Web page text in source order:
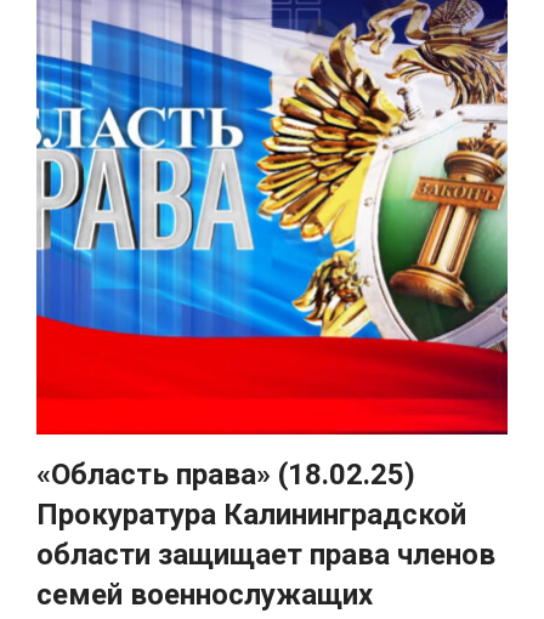
«Область права» (18.02.25)
Прокуратура Калининградской
области защищает права членов
семей военнослужащих